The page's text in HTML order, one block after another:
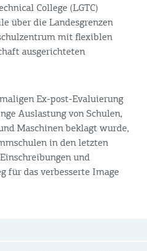
College (LGTC)
über die Landesgrenzen
mit flexiblen
ausgerichteten
Ex-post-Evaluierung
Auslastung von Schulen,
Maschinen beklagt wurde,
in den letzten
und
für das verbesserte Image